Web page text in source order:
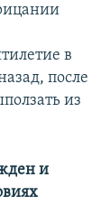
в
после
из
и